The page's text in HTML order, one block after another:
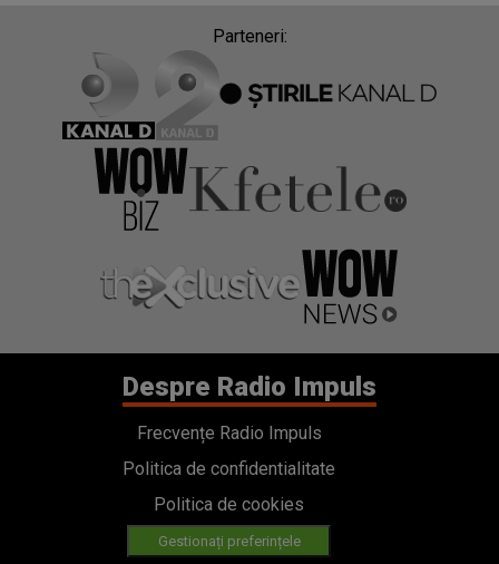
Parteneri:
Despre Radio Impuls
Frecvențe Radio Impuls
Politica de confidentialitate
Politica de cookies
Gestionați preferințele